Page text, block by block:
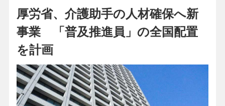
厚労省、介護助手の人材確保へ新
事業 「普及推進員」の全国配置
を計画